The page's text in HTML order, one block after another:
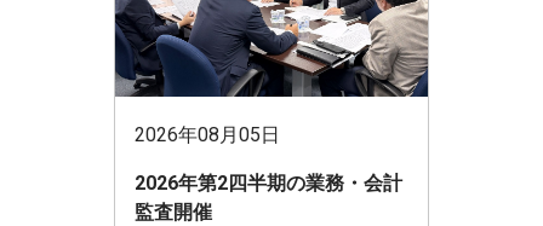
2026年08月05日
2026年第2四半期の業務・会計
監査開催